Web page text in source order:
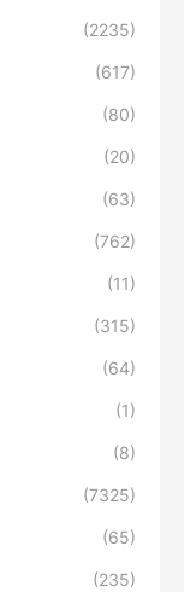
(2235)
(617)
(80)
(20)
(63)
(762)
(11)
(315)
(64)
(1)
(8)
(7325)
(65)
(235)